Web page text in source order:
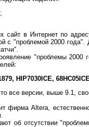
сайт в Интернет по
с "проблемой 2000 года".
"проблемы 2000
HIP7030ICE,
все версии, выше 9.1,
Altera,
отсутствии